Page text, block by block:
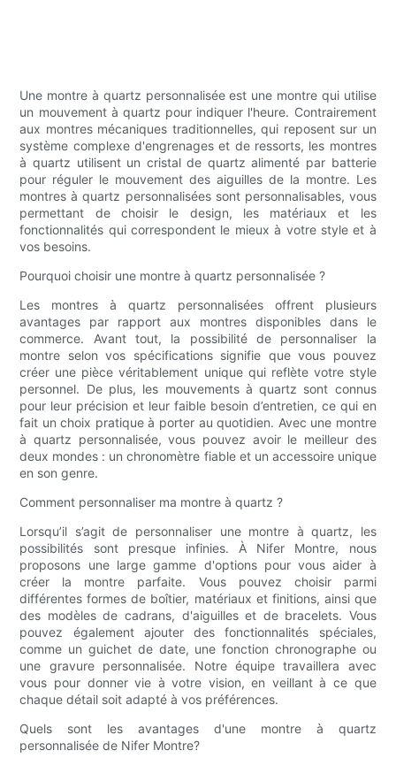
Une montre à quartz personnalisée est une montre qui utilise
un mouvement à quartz pour indiquer l'heure. Contrairement
aux montres mécaniques traditionnelles, qui reposent sur un
système complexe d'engrenages et de ressorts, les montres
à quartz utilisent un cristal de quartz alimenté par batterie
pour réguler le mouvement des aiguilles de la montre. Les
montres à quartz personnalisées sont personnalisables, vous
permettant de choisir le design, les matériaux et les
fonctionnalités qui correspondent le mieux à votre style et à
vos besoins.
Pourquoi choisir une montre à quartz personnalisée ?
Les montres à quartz personnalisées offrent plusieurs
avantages par rapport aux montres disponibles dans le
commerce. Avant tout, la possibilité de personnaliser la
montre selon vos spécifications signifie que vous pouvez
créer une pièce véritablement unique qui reflète votre style
personnel. De plus, les mouvements à quartz sont connus
pour leur précision et leur faible besoin d’entretien, ce qui en
fait un choix pratique à porter au quotidien. Avec une montre
à quartz personnalisée, vous pouvez avoir le meilleur des
deux mondes : un chronomètre fiable et un accessoire unique
en son genre.
Comment personnaliser ma montre à quartz ?
Lorsqu’il s’agit de personnaliser une montre à quartz, les
possibilités sont presque infinies. À Nifer Montre, nous
proposons une large gamme d'options pour vous aider à
créer la montre parfaite. Vous pouvez choisir parmi
différentes formes de boîtier, matériaux et finitions, ainsi que
des modèles de cadrans, d'aiguilles et de bracelets. Vous
pouvez également ajouter des fonctionnalités spéciales,
comme un guichet de date, une fonction chronographe ou
une gravure personnalisée. Notre équipe travaillera avec
vous pour donner vie à votre vision, en veillant à ce que
chaque détail soit adapté à vos préférences.
Quels sont les avantages d'une montre à quartz
personnalisée de Nifer Montre?